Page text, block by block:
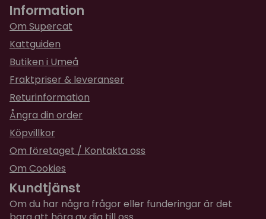
Information
Om Supercat
Kattguiden
Butiken i Umeå
Fraktpriser & leveranser
Returinformation
Ångra din order
Köpvillkor
Om företaget / Kontakta oss
Om Cookies
Kundtjänst
Om du har några frågor eller funderingar är det